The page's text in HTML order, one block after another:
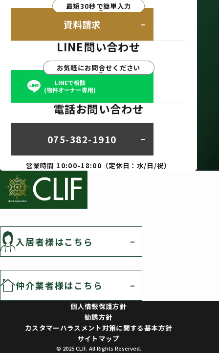
最短30秒で簡単入力
資料請求
LINE問い合わせ
お気軽にお問合せください
LINEで相談
(物件オーナー専用)
電話お問い合わせ
075-382-1910
営業時間 10:00-18:00（定休日：水/日/祝）
入居者様はこちら
仲介業者様はこちら
個人情報保護方針
勧誘方針
カスタマーハラスメント対策に関する基本方針
サイトマップ
© 2025 CLIF. All Rights Reserved.